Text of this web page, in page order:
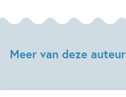
Meer van deze auteur